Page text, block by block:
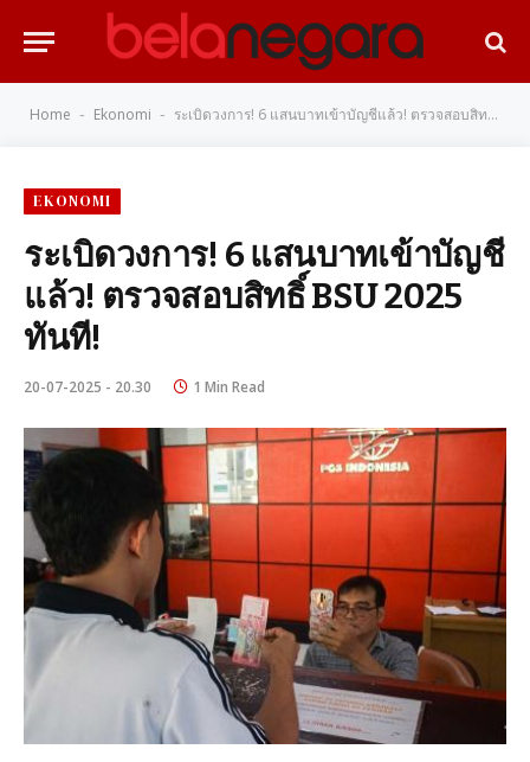
Home - Ekonomi - ระเบิดวงการ! 6 แสนบาทเข้าบัญชีแล้ว! ตรวจสอบสิทธิ์ BSU 2025 ทันที!
EKONOMI
ระเบิดวงการ! 6 แสนบาทเข้าบัญชี
แล้ว! ตรวจสอบสิทธิ์ BSU 2025
ทันที!
20-07-2025 - 20.30 1 Min Read